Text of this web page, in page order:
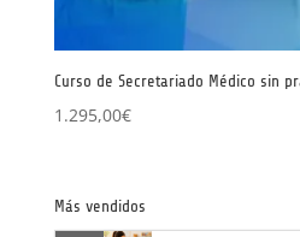
Curso de Secretariado Médico sin
1.295,00€
Más vendidos